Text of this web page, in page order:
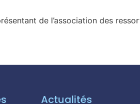
de l’association des
Actualités